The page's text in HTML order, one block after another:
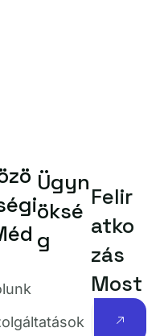
Ügyn
öksé
g
atko
zás
Most